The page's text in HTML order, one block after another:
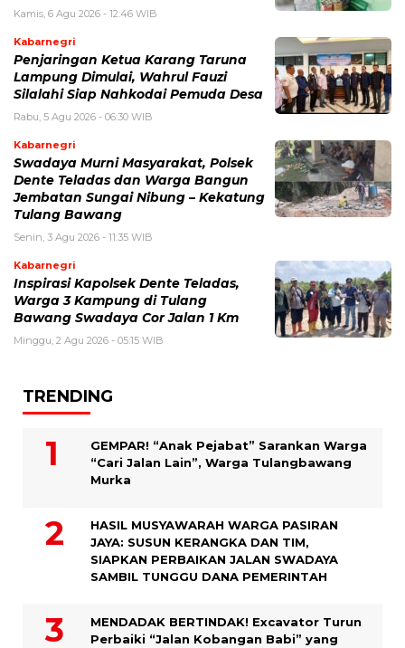
Kamis, 6 Agu 2026 - 12:46 WIB
Kabarnegri
Penjaringan Ketua Karang Taruna
Lampung Dimulai, Wahrul Fauzi
Silalahi Siap Nahkodai Pemuda Desa
Rabu, 5 Agu 2026 - 06:30 WIB
Kabarnegri
Swadaya Murni Masyarakat, Polsek
Dente Teladas dan Warga Bangun
Jembatan Sungai Nibung – Kekatung
Tulang Bawang
Senin, 3 Agu 2026 - 11:35 WIB
Kabarnegri
Inspirasi Kapolsek Dente Teladas,
Warga 3 Kampung di Tulang
Bawang Swadaya Cor Jalan 1 Km
Minggu, 2 Agu 2026 - 05:15 WIB
TRENDING
GEMPAR! “Anak Pejabat” Sarankan Warga
“Cari Jalan Lain”, Warga Tulangbawang
Murka
HASIL MUSYAWARAH WARGA PASIRAN
JAYA: SUSUN KERANGKA DAN TIM,
SIAPKAN PERBAIKAN JALAN SWADAYA
SAMBIL TUNGGU DANA PEMERINTAH
MENDADAK BERTINDAK! Excavator Turun
Perbaiki “Jalan Kobangan Babi” yang